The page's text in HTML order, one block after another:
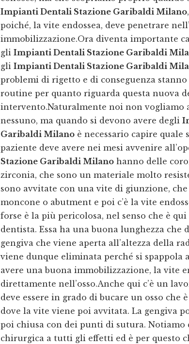
Impianti Dentali Stazione Garibaldi Milano
poiché, la vite endossea, deve penetrare
immobilizzazione.Ora diventa importante
gli Impianti Dentali Stazione Garibaldi
gli Impianti Dentali Stazione Garibaldi
problemi di rigetto e di conseguenza
routine per quanto riguarda questa nuova
intervento.Naturalmente noi non vogliamo
nessuno, ma quando si devono avere degli
Garibaldi Milano è necessario capire quale
paziente deve avere nei mesi avvenire
Stazione Garibaldi Milano hanno delle
zirconia, che sono un materiale molto
sono avvitate con una vite di giunzione,
moncone o abutment e poi c’è la vite
forse è la più pericolosa, nel senso che è
dentista. Essa ha una buona lunghezza che
gengiva che viene aperta all’altezza della
viene dunque eliminata perché si spappola
avere una buona immobilizzazione, la vite
direttamente nell’osso.Anche qui c’è un
deve essere in grado di bucare un osso che
dove la vite viene poi avvitata. La gengiva
poi chiusa con dei punti di sutura. Notiamo
chirurgica a tutti gli effetti ed è per questo